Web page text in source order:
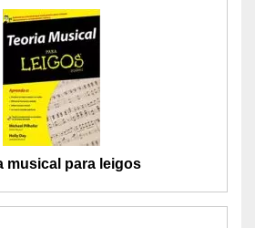
musical para leigos